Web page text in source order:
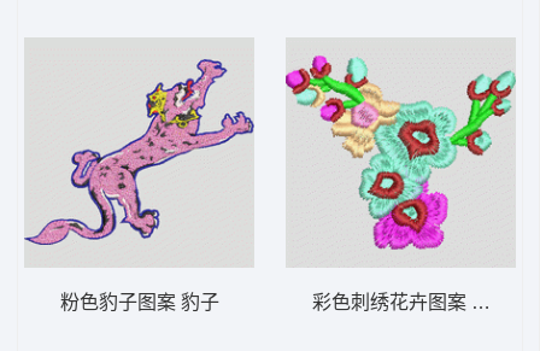
粉色豹子图案 豹子 彩色刺绣花卉图案 简单花